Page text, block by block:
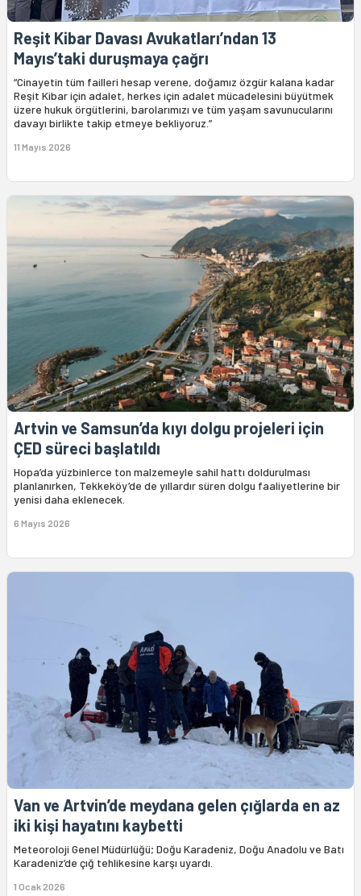
Reşit Kibar Davası Avukatları’ndan 13
Mayıs’taki duruşmaya çağrı
“Cinayetin tüm failleri hesap verene, doğamız özgür kalana kadar
Reşit Kibar için adalet, herkes için adalet mücadelesini büyütmek
üzere hukuk örgütlerini, barolarımızı ve tüm yaşam savunucularını
davayı birlikte takip etmeye bekliyoruz.”
11 Mayıs 2026
Artvin ve Samsun’da kıyı dolgu projeleri için
ÇED süreci başlatıldı
Hopa’da yüzbinlerce ton malzemeyle sahil hattı doldurulması
planlanırken, Tekkeköy’de de yıllardır süren dolgu faaliyetlerine bir
yenisi daha eklenecek.
6 Mayıs 2026
Van ve Artvin’de meydana gelen çığlarda en az
iki kişi hayatını kaybetti
Meteoroloji Genel Müdürlüğü; Doğu Karadeniz, Doğu Anadolu ve Batı
Karadeniz’de çığ tehlikesine karşı uyardı.
1 Ocak 2026